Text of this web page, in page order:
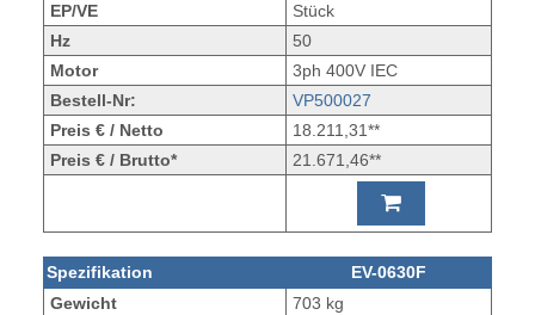
EP/VE
Stück
Hz
50
Motor
3ph 400V IEC
Bestell-Nr:
VP500027
Preis € / Netto
18.211,31**
Preis € / Brutto*
21.671,46**
Spezifikation
EV-0630F
Gewicht
703 kg